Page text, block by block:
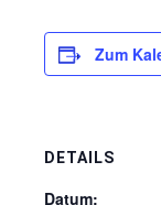
Zum
DETAILS
Datum: